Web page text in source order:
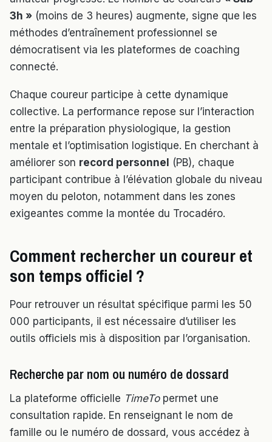
3h » (moins de 3 heures) augmente, signe que les
méthodes d’entraînement professionnel se
démocratisent via les plateformes de coaching
connecté.
Chaque coureur participe à cette dynamique
collective. La performance repose sur l’interaction
entre la préparation physiologique, la gestion
mentale et l’optimisation logistique. En cherchant à
améliorer son record personnel (PB), chaque
participant contribue à l’élévation globale du niveau
moyen du peloton, notamment dans les zones
exigeantes comme la montée du Trocadéro.
Comment rechercher un coureur et
son temps officiel ?
Pour retrouver un résultat spécifique parmi les 50
000 participants, il est nécessaire d’utiliser les
outils officiels mis à disposition par l’organisation.
Recherche par nom ou numéro de dossard
La plateforme officielle TimeTopermet une
consultation rapide. En renseignant le nom de
famille ou le numéro de dossard, vous accédez à